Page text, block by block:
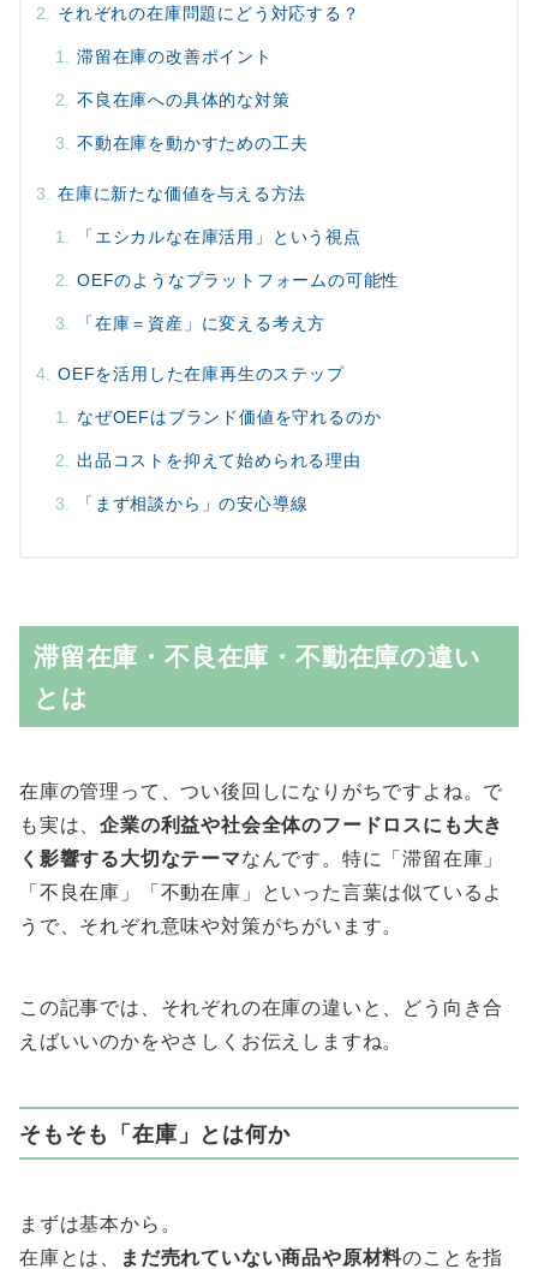
それぞれの在庫問題にどう対応する？
滞留在庫の改善ポイント
不良在庫への具体的な対策
不動在庫を動かすための工夫
在庫に新たな価値を与える方法
「エシカルな在庫活用」という視点
OEFのようなプラットフォームの可能性
「在庫＝資産」に変える考え方
OEFを活用した在庫再生のステップ
なぜOEFはブランド価値を守れるのか
出品コストを抑えて始められる理由
「まず相談から」の安心導線
滞留在庫・不良在庫・不動在庫の違い
とは
在庫の管理って、つい後回しになりがちですよね。で
も実は、企業の利益や社会全体のフードロスにも大き
く影響する大切なテーマなんです。特に「滞留在庫」
「不良在庫」「不動在庫」といった言葉は似ているよ
うで、それぞれ意味や対策がちがいます。
この記事では、それぞれの在庫の違いと、どう向き合
えばいいのかをやさしくお伝えしますね。
そもそも「在庫」とは何か
まずは基本から。
在庫とは、
まだ売れていない商品や原材料のことを指